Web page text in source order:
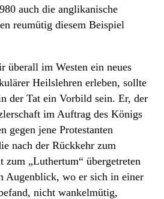
auch die anglikanische
reumütig diesem Beispiel
überall im Westen ein neues
Heilslehren erleben, sollte
der Tat ein Vorbild sein. Er, der
im Auftrag des Königs
gegen jene Protestanten
nach der Rückkehr zum
zum „Luthertum“ übergetreten
Augenblick, wo er sich in einer
nicht wankelmütig,